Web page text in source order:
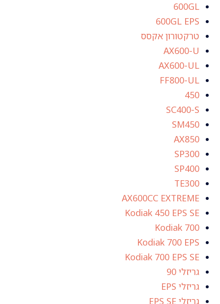
600GL
600GL EPS
טרקטורון אקסס
AX600-U
AX600-UL
FF800-UL
450
SC400-S
SM450
AX850
SP300
SP400
TE300
AX600CC EXTREME
Kodiak 450 EPS SE
Kodiak 700
Kodiak 700 EPS
Kodiak 700 EPS SE
גריזלי 90
גריזלי EPS
גריזלי EPS SE